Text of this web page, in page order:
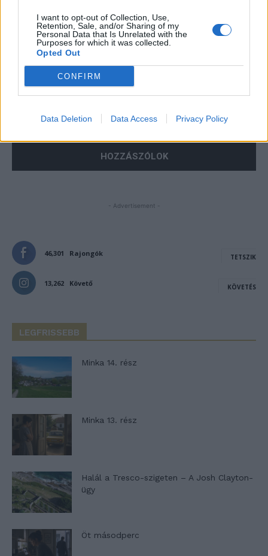
I want to opt-out of Collection, Use,
Retention, Sale, and/or Sharing of my
Personal Data that Is Unrelated with the
Purposes for which it was collected.
Opted Out
CONFIRM
Data Deletion Data Access Privacy Policy
Save my name, email, and website in this browser for the
next time I comment.
Notify me of follow-up comments by email.
- Advertisement -
46,301 Rajongók TETSZIK
13,262 Követő KÖVETÉS
LEGFRISSEBB
Minka 14. rész
Minka 13. rész
Halál a Tresco-szigeten – A Josh Clayton-
ügy
Öt másodperc